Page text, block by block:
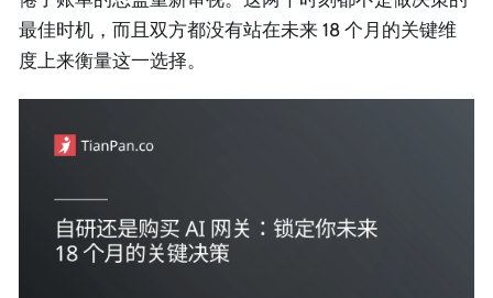
最佳时机，而且双方都没有站在未来 18 个月的关键维
度上来衡量这一选择。